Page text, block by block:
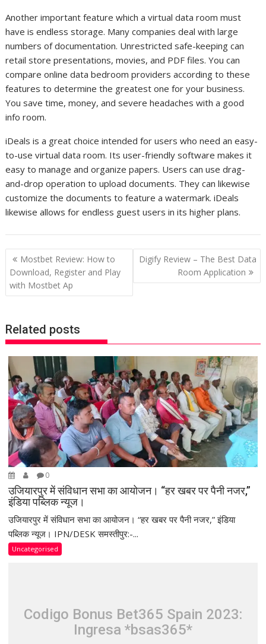
Another important feature which a virtual data room must
have is endless storage. Many companies deal with large
numbers of documentation. Unrestricted safe-keeping can
retail store presentations, movies, and PDF files. You can
compare online data bedroom providers according to these
features to determine the greatest one for your business.
You save time, money, and severe headaches with a good
info room.
iDeals is a great choice intended for users who need an easy-
to-use virtual data room. Its user-friendly software makes it
easy to manage and organize papers. Users can use drag-
and-drop operation to upload documents. They can likewise
customize the documents to feature a watermark. iDeals
likewise allows for endless guest users in its higher plans.
P
o
s
n
a
i
g
a
t
i
o
n
Mostbet Review: How to
Download, Register and Play
with Mostbet Ap
Digify Review – The Best Data
Room Application
Related posts
0
उजियारपुर में संविधान सभा का आयोजन। “हर खबर पर पैनी नजर,”
इंडिया पब्लिक न्यूज।
उजियारपुर में संविधान सभा का आयोजन। “हर खबर पर पैनी नजर,” इंडिया
पब्लिक न्यूज। IPN/DESK समस्तीपुर:-...
Uncategorised
Codigo Bonus Bet365 Spain 2023:
Ingresa *bsas365*